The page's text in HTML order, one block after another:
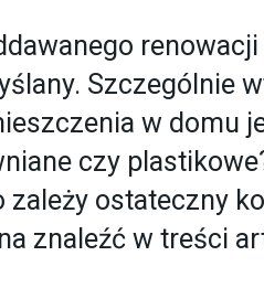
Szczególnie
w domu
czy
ostateczny
znaleźć w treści